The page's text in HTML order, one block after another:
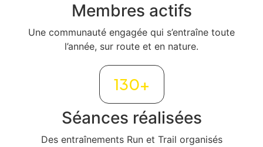
Membres actifs
Une communauté engagée qui s’entraîne toute
l’année, sur route et en nature.
130+
Séances réalisées
Des entraînements Run et Trail organisés